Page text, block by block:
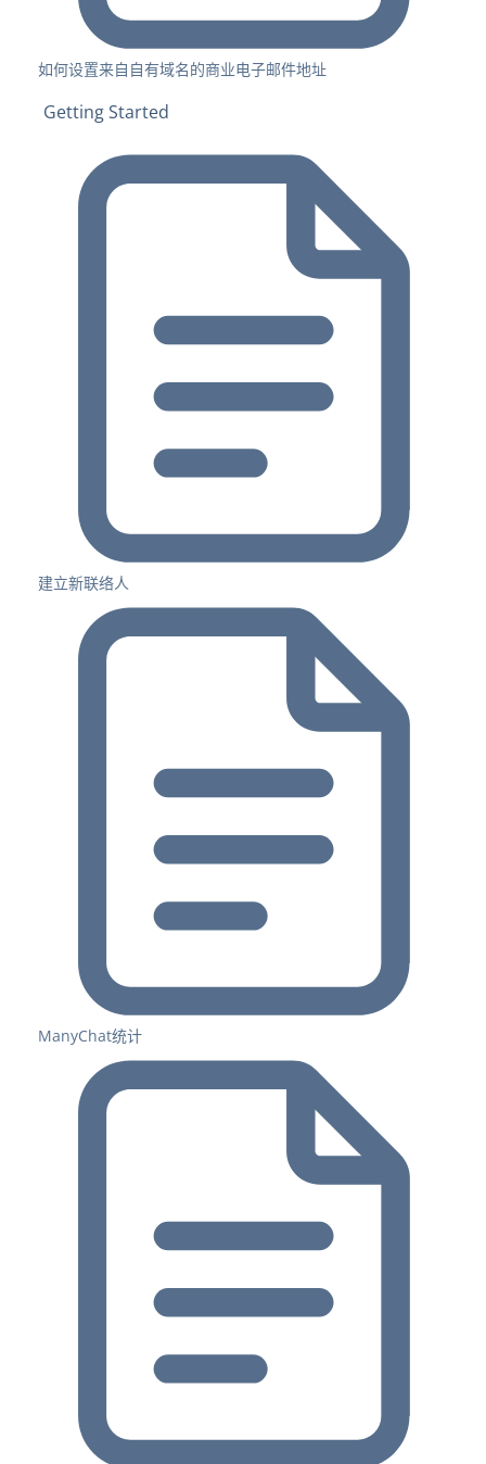
如何设置来自自有域名的商业电子邮件地址
Getting Started
建立新联络人
ManyChat统计